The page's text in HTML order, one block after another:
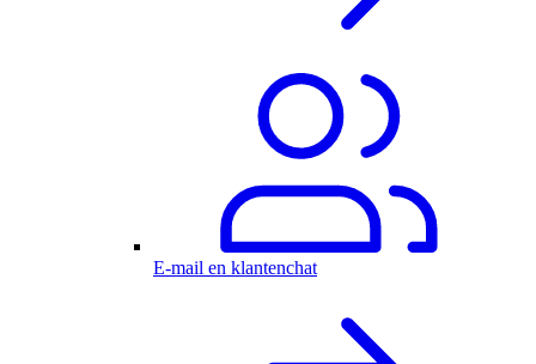
E-mail en klantenchat